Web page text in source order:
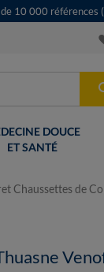
10 000 références
DOUCE
ET SANTÉ
Chaussettes de